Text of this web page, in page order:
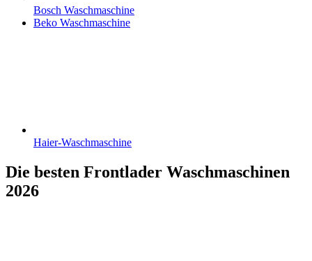
Bosch Waschmaschine
Beko Waschmaschine
Haier-Waschmaschine
Die besten Frontlader Waschmaschinen
2026